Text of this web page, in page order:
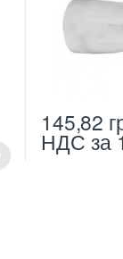
145,82
НДС за